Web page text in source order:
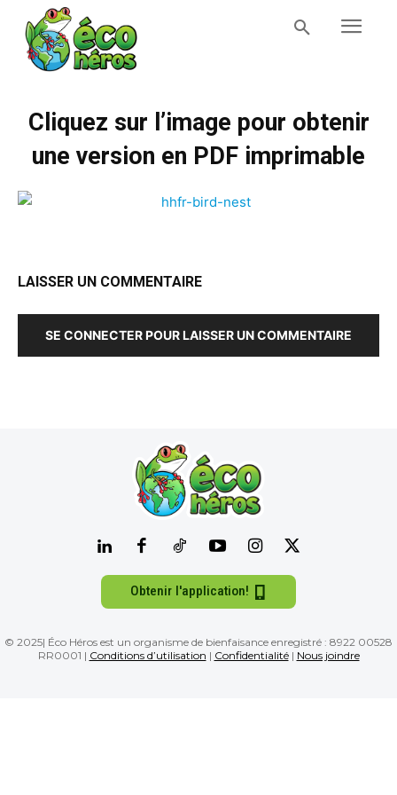
Cliquez sur l’image pour obtenir
une version en PDF imprimable
LAISSER UN COMMENTAIRE
SE CONNECTER POUR LAISSER UN COMMENTAIRE
Obtenir l'application!
© 2025| Éco Héros est un organisme de bienfaisance enregistré : 8922 00528
RR0001 | Conditions d’utilisation | Confidentialité| Nous joindre